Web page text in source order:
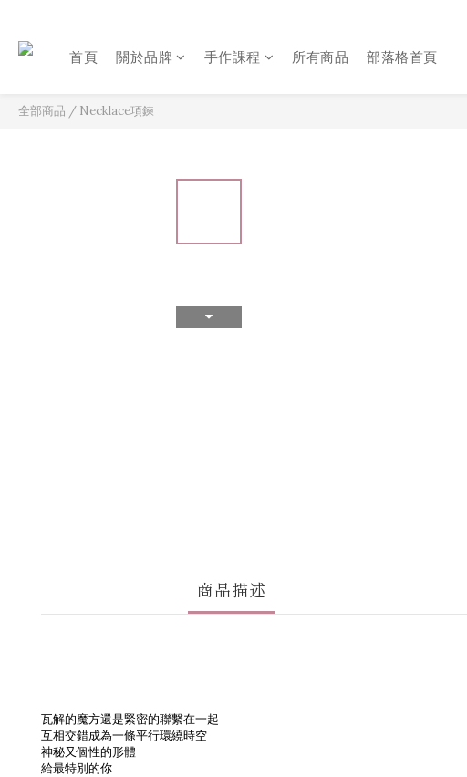
首頁 關於品牌 手作課程 所有商品 部落格首頁
全部商品 / Necklace項鍊
商品描述
瓦解的魔方還是緊密的聯繫在一起
互相交錯成為一條平行環繞時空
神秘又個性的形體
給最特別的你